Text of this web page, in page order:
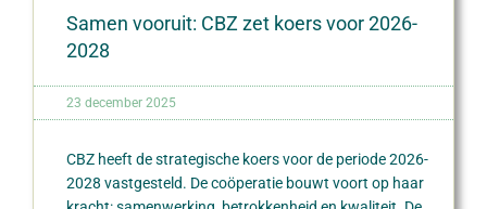
Samen vooruit: CBZ zet koers voor 2026-
2028
23 december 2025
CBZ heeft de strategische koers voor de periode 2026-
2028 vastgesteld. De coöperatie bouwt voort op haar